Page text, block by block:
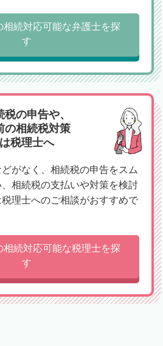
相続対応可能な弁護士を探
す
税の申告や、
の相続税対策
は税理士へ
がなく、相続税の申告をスム
相続税の支払いや対策を検討
理士へのご相談がおすすめで
相続対応可能な税理士を探
す